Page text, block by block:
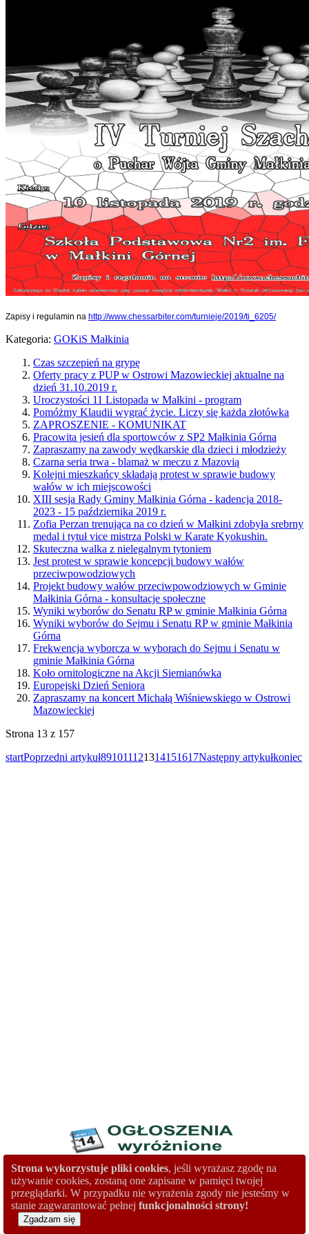
Strona wykorzystuje pliki cookies, jeśli wyrażasz zgodę na
używanie cookies, zostaną one zapisane w pamięci twojej
przeglądarki. W przypadku nie wyrażenia zgody nie jesteśmy w
stanie zagwarantować pełnej funkcjonalności strony!
Zgadzam się
Zapisy i regulamin na http://www.chessarbiter.com/turnieje/2019/ti_6205/
Kategoria: GOKiS Małkinia
Czas szczepień na grypę
Oferty pracy z PUP w Ostrowi Mazowieckiej aktualne na
dzień 31.10.2019 r.
Uroczystości 11 Listopada w Małkini - program
Pomóżmy Klaudii wygrać życie. Liczy się każda złotówka
ZAPROSZENIE - KOMUNIKAT
Pracowita jesień dla sportowców z SP2 Małkinia Górna
Zapraszamy na zawody wędkarskie dla dzieci i młodzieży
Czarna seria trwa - blamaż w meczu z Mazovią
Kolejni mieszkańcy składają protest w sprawie budowy
wałów w ich miejscowości
XIII sesja Rady Gminy Małkinia Górna - kadencja 2018-
2023 - 15 października 2019 r.
Zofia Perzan trenująca na co dzień w Małkini zdobyła srebrny
medal i tytuł vice mistrza Polski w Karate Kyokushin.
Skuteczna walka z nielegalnym tytoniem
Jest protest w sprawie koncepcji budowy wałów
przeciwpowodziowych
Projekt budowy wałów przeciwpowodziowych w Gminie
Małkinia Górna - konsultacje społeczne
Wyniki wyborów do Senatu RP w gminie Małkinia Górna
Wyniki wyborów do Sejmu i Senatu RP w gminie Małkinia
Górna
Frekwencja wyborcza w wyborach do Sejmu i Senatu w
gminie Małkinia Górna
Koło ornitologiczne na Akcji Siemianówka
Europejski Dzień Seniora
Zapraszamy na koncert Michałą Wiśniewskiego w Ostrowi
Mazowieckiej
Strona 13 z 157
startPoprzedni artykuł891011121314151617Następny artykułkoniec